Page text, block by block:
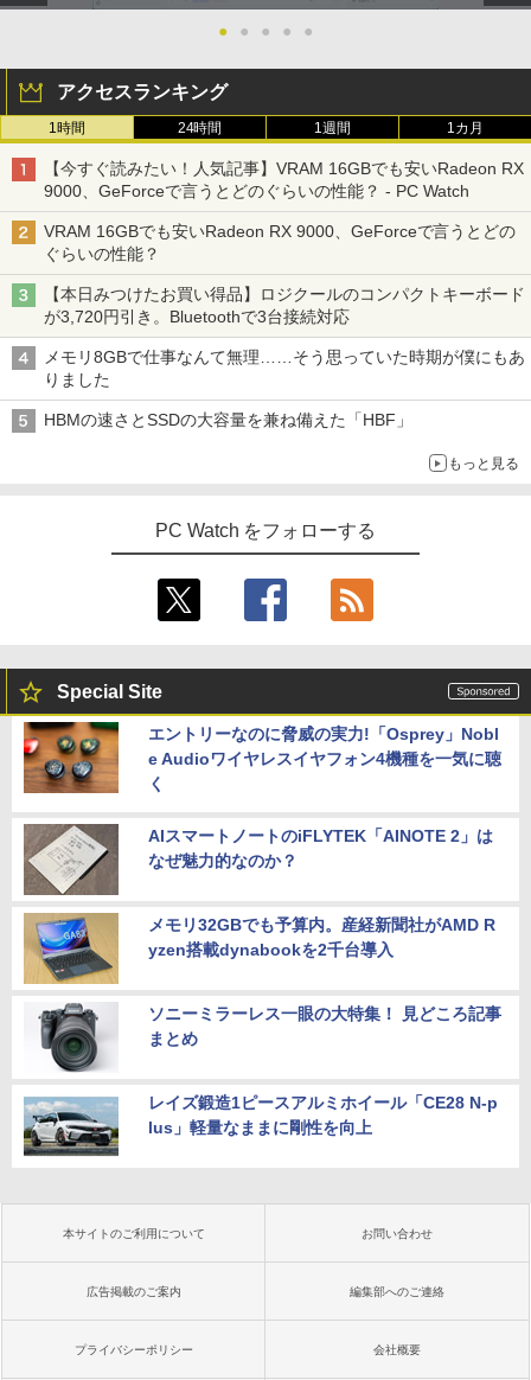
● ● ● ● ●
アクセスランキング
1時間 24時間 1週間 1カ月
【今すぐ読みたい！人気記事】VRAM 16GBでも安いRadeon RX
9000、GeForceで言うとどのぐらいの性能？ - PC Watch
VRAM 16GBでも安いRadeon RX 9000、GeForceで言うとどの
ぐらいの性能？
【本日みつけたお買い得品】ロジクールのコンパクトキーボード
が3,720円引き。Bluetoothで3台接続対応
メモリ8GBで仕事なんて無理……そう思っていた時期が僕にもあ
りました
HBMの速さとSSDの大容量を兼ね備えた「HBF」
もっと見る
PC Watch をフォローする
Special Site
エントリーなのに脅威の実力!「Osprey」Nobl
e Audioワイヤレスイヤフォン4機種を一気に聴
く
AIスマートノートのiFLYTEK「AINOTE 2」は
なぜ魅力的なのか？
メモリ32GBでも予算内。産経新聞社がAMD R
yzen搭載dynabookを2千台導入
ソニーミラーレス一眼の大特集！ 見どころ記事
まとめ
レイズ鍛造1ピースアルミホイール「CE28 N-p
lus」軽量なままに剛性を向上
本サイトのご利用について お問い合わせ
広告掲載のご案内 編集部へのご連絡
プライバシーポリシー 会社概要